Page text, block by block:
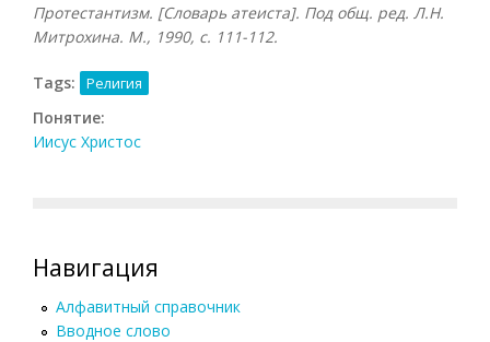
Протестантизм. [Словарь атеиста]. Под общ. ред. Л.Н.
Митрохина. М., 1990, с. 111-112.
Tags: Религия
Понятие:
Иисус Христос
Навигация
Алфавитный справочник
Вводное слово